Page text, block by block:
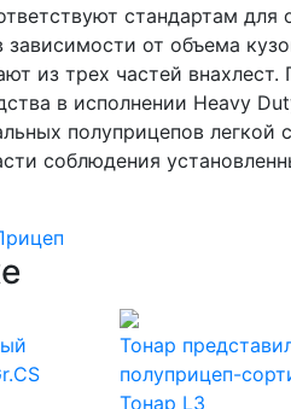
стандартам
от объема
из трех частей
в исполнении Heavy
полуприцепов легкой
соблюдения
Тонар
полуприцеп-
Тонар L3